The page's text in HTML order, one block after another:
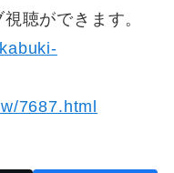
聴ができます。
7687.html